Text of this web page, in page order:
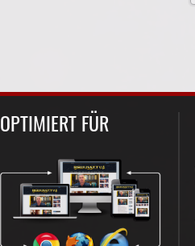
OPTIMIERT FÜR